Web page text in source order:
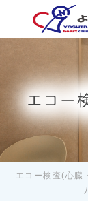
エコー
エコー検査(心臓